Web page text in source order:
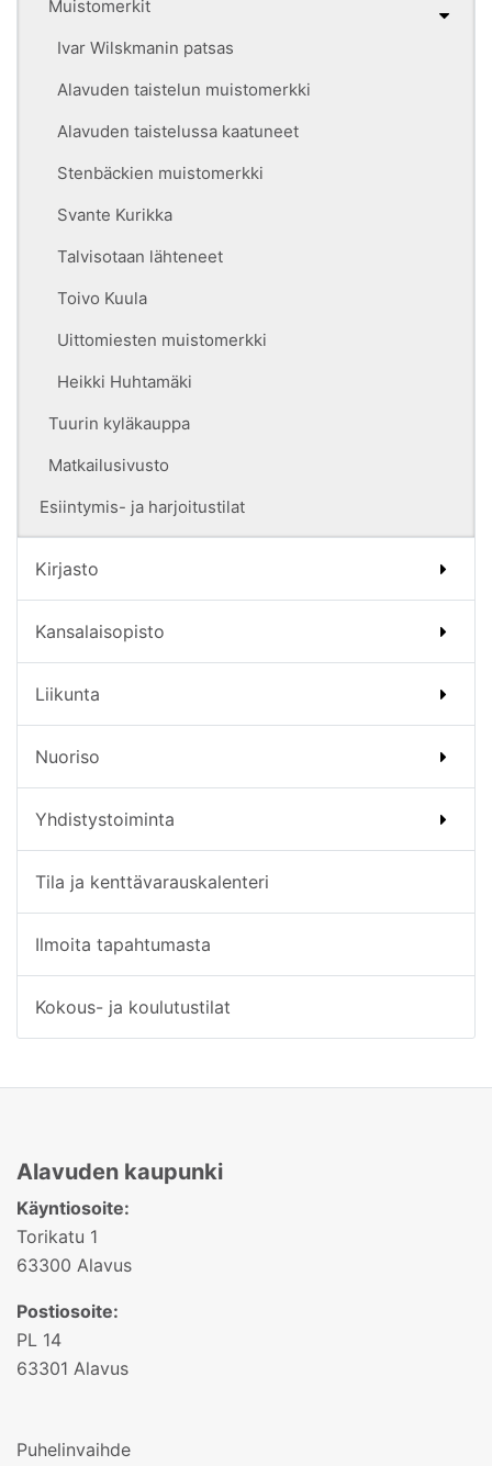
Muistomerkit
Ivar Wilskmanin patsas
Alavuden taistelun muistomerkki
Alavuden taistelussa kaatuneet
Stenbäckien muistomerkki
Svante Kurikka
Talvisotaan lähteneet
Toivo Kuula
Uittomiesten muistomerkki
Heikki Huhtamäki
Tuurin kyläkauppa
Matkailusivusto
Esiintymis- ja harjoitustilat
Kirjasto
Kansalaisopisto
Liikunta
Nuoriso
Yhdistystoiminta
Tila ja kenttävarauskalenteri
Ilmoita tapahtumasta
Kokous- ja koulutustilat
Alavuden kaupunki
Käyntiosoite:
Torikatu 1
63300 Alavus
Postiosoite:
PL 14
63301 Alavus
Puhelinvaihde